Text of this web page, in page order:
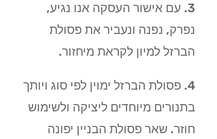
3. עם אישור העסקה אנו נגיע,
נפרק, נפנה ונעביר את פסולת
הברזל למיון לקראת מיחזור.
4. פסולת הברזל ימוין לפי סוג ויותך
בתנורים מיוחדים ליציקה ולשימוש
חוזר. שאר פסולת הבניין יפונה